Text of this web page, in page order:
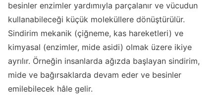
besinler enzimler yardımıyla parçalanır ve vücudun
kullanabileceği küçük moleküllere dönüştürülür.
Sindirim mekanik (çiğneme, kas hareketleri) ve
kimyasal (enzimler, mide asidi) olmak üzere ikiye
ayrılır. Örneğin insanlarda ağızda başlayan sindirim,
mide ve bağırsaklarda devam eder ve besinler
emilebilecek hâle gelir.